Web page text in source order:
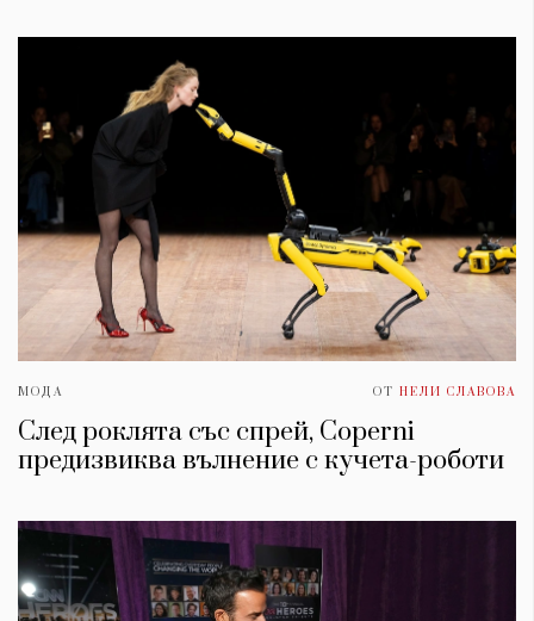
МОДА ОТ НЕЛИ СЛАВОВА
След роклята със спрей, Coperni
предизвиква вълнение с кучета-роботи